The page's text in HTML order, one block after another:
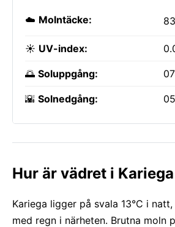
☁️ Molntäcke:
☀️ UV-index:
🌅 Soluppgång:
🌇 Solnedgång:
Hur är vädret i
Kariega ligger på svala 13°C i
med regn i närheten. Brutna moln